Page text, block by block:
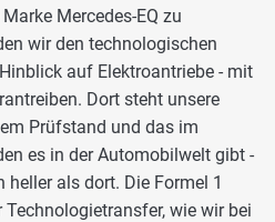
Mercedes-EQ zu
wir den technologischen
auf Elektroantriebe - mit
Dort steht unsere
Prüfstand und das im
es in der Automobilwelt gibt -
als dort. Die Formel 1
wie wir bei